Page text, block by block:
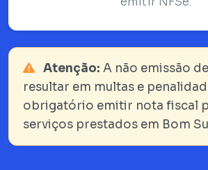
Atenção: A não emissão
resultar em multas e
obrigatório emitir nota fiscal
serviços prestados em Bom